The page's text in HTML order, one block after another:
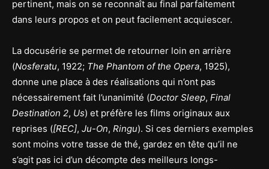
pertinent, mais on se reconnaît au final parfaitement
dans leurs propos et on peut facilement acquiescer.
La docusérie se permet de retourner loin en arrière
(Nosferatu, 1922; The Phantom of the Opera, 1925),
donne une place à des réalisations qui n’ont pas
nécessairement fait l’unanimité (Doctor Sleep, Final
Destination 2, Us) et préfère les films originaux aux
reprises ([REC], Ju-On, Ringu). Si ces derniers exemples
sont moins votre tasse de thé, gardez en tête qu’il ne
s’agit pas ici d’un décompte des meilleurs longs-